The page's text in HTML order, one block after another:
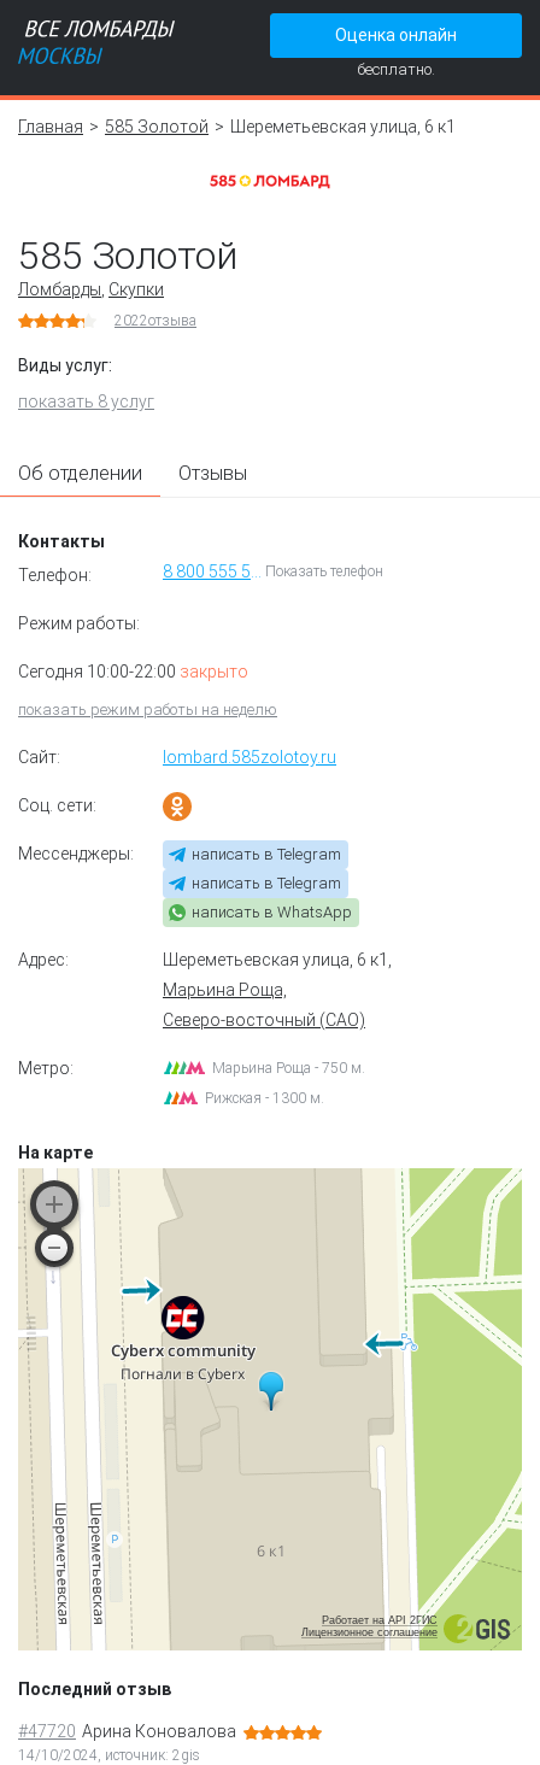
Оценка онлайн
бесплатно.
Главная 585 Золотой Шереметьевская улица, 6 к1
585 Золотой
Ломбарды Скупки
2022отзыва
Виды услуг:
показать 8 услуг
Об отделении Отзывы
Контакты
Телефон:
Показать телефон
Режим работы:
Сегодня 10:00-22:00 закрыто
показать режим работы на неделю
Сайт: lombard.585zolotoy.ru
Соц. сети:
Мессенджеры:
написать в Telegram
написать в Telegram
написать в WhatsApp
Адрес: Шереметьевская улица, 6 к1
Марьина Роща,
Северо-восточный (САО)
Метро:
Марьина Роща - 750 м.
Рижская - 1300 м.
На карте
Работает на API 2ГИС
Лицензионное соглашение
Последний отзыв
#47720 Арина Коновалова
14/10/2024, источник: 2gis